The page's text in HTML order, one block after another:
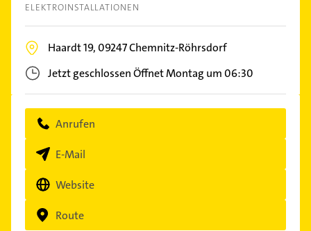
ELEKTROINSTALLATIONEN
Haardt 19,09247Chemnitz-Röhrsdorf
Jetzt geschlossenÖffnet Montag um 06:30
Anrufen
E-Mail
Website
Route